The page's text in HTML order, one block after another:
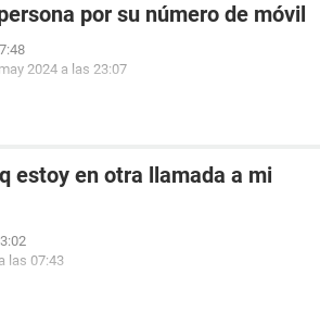
por su número de móvil
2024 a las 23:07
estoy en otra llamada a mi
las 07:43